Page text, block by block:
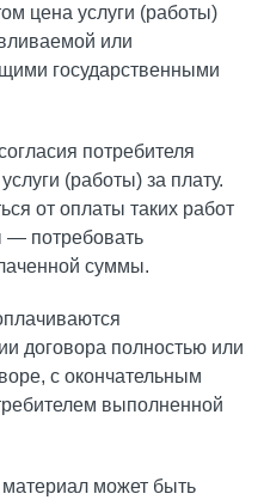
цена услуги (работы)
или
государственными
потребителя
(работы) за плату.
от оплаты таких работ
— потребовать
суммы.
договора полностью или
с окончательным
выполненной
материал может быть